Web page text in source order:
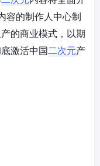
容的制作人中心制
的商业模式，以期
激活中国二次元产